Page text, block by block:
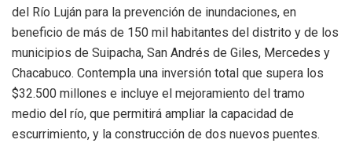
del Río Luján para la prevención de inundaciones, en
beneficio de más de 150 mil habitantes del distrito y de los
municipios de Suipacha, San Andrés de Giles, Mercedes y
Chacabuco. Contempla una inversión total que supera los
$32.500 millones e incluye el mejoramiento del tramo
medio del río, que permitirá ampliar la capacidad de
escurrimiento, y la construcción de dos nuevos puentes.